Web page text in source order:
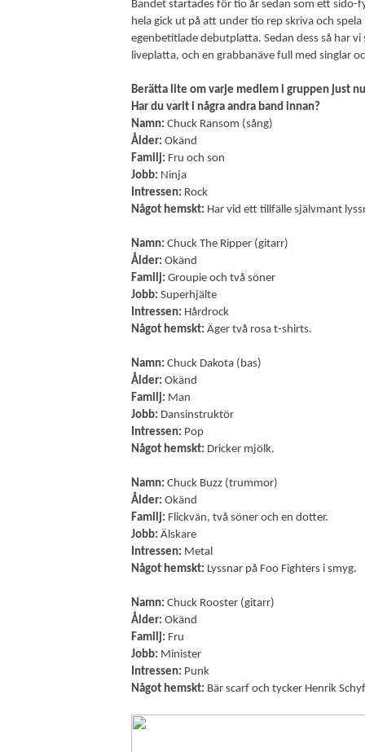
Bandet startades för tio år sedan som ett
hela gick ut på att under tio rep skriva och
egenbetitlade debutplatta. Sedan dess så har
liveplatta, och en grabbanäve full med singlar
Berätta lite om varje medlem i gruppen just
Har du varit i några andra band innan?
Namn: Chuck Ransom (sång)
Ålder: Okänd
Familj: Fru och son
Jobb: Ninja
Intressen: Rock
Något hemskt: Har vid ett tillfälle självmant
Namn: Chuck The Ripper (gitarr)
Ålder: Okänd
Familj: Groupie och två söner
Jobb: Superhjälte
Intressen: Hårdrock
Något hemskt: Äger två rosa t-shirts.
Namn: Chuck Dakota (bas)
Ålder: Okänd
Familj: Man
Jobb: Dansinstruktör
Intressen: Pop
Något hemskt: Dricker mjölk.
Namn: Chuck Buzz (trummor)
Ålder: Okänd
Familj: Flickvän, två söner och en dotter.
Jobb: Älskare
Intressen: Metal
Något hemskt: Lyssnar på Foo Fighters i smyg.
Namn: Chuck Rooster (gitarr)
Ålder: Okänd
Familj: Fru
Jobb: Minister
Intressen: Punk
Något hemskt: Bär scarf och tycker Henrik